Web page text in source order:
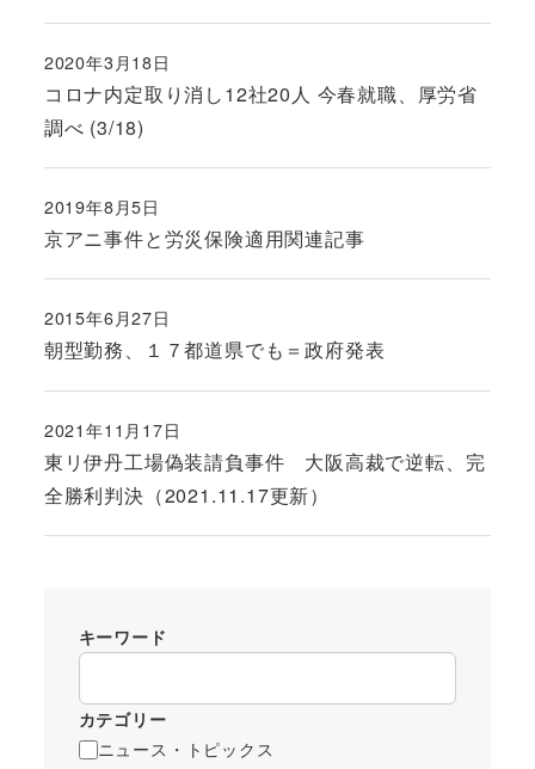
コロナ内定取り消し12社20人 今春就職、厚労省
調べ (3/18)
投稿日
2020年3月18日
京アニ事件と労災保険適用関連記事
投稿日
2019年8月5日
朝型勤務、１７都道県でも＝政府発表
投稿日
2015年6月27日
東リ伊丹工場偽装請負事件 大阪高裁で逆転、完
全勝利判決（2021.11.17更新）
投稿日
2021年11月17日
キーワード
カテゴリー
ニュース・トピックス